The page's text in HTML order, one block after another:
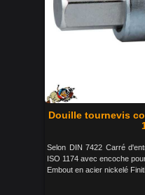
Douille tournevis
Selon DIN 7422 Carré
ISO 1174 avec encoche
Embout en acier nickelé